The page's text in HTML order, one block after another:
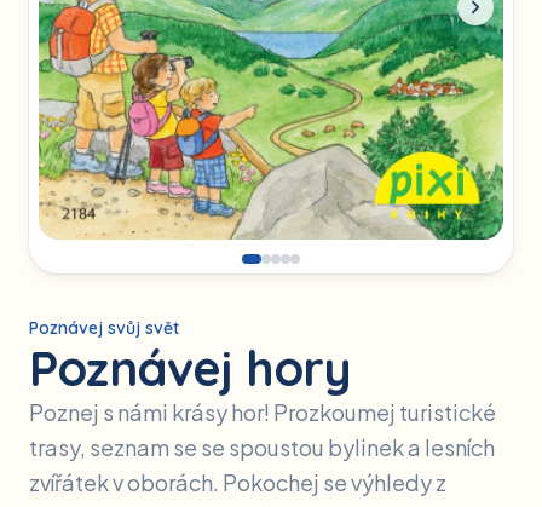
Poznávej svůj svět
Poznávej hory
Poznej s námi krásy hor! Prozkoumej turistické
trasy, seznam se se spoustou bylinek a lesních
zvířátek v oborách. Pokochej se výhledy z